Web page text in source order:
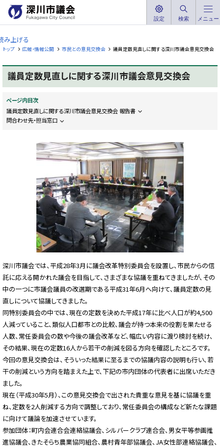
へ
メ
ニ
ュ
へ
深
川
市
議
会
u
a
g
a
w
設定 検索 メニュー
み上げる
トップ 広報・情報公開 市民との意見交換会 議員定数見直しに関する深川市議会意見交換会
議員定数見直しに関する深川市議会意見交換会
ページ内目次
議員定数見直しに関する深川市議会意見交換会 報告書
問合わせ先・担当窓口
深川市議会では、平成28年3月に議会改革特別委員会を設置し、市民からの信
託に応える開かれた議会を目指して、さまざまな協議を重ねてきましたが、その
中の一つに市議会議員の改選期である平成31年6月へ向けて、議員定数の見
直しについて協議してきました。
同特別委員会の中では、現在の定数を決めた平成17年に比べ人口が約4,500
人減っていること、類似人口都市との比較、議会が持つ本来の役割を果たせる
人数、常任委員会の数や今後の議会改革など、幅広い内容に渡り検討を続け、
その結果、現在の定数16人から若干の削減を図る方向を確認したところです。
今回の意見交換会は、そういった結果に至るまでの協議内容の説明も行い、若
干の削減という方向を踏まえた上で、下記の市内団体の代表者に出席いただき
ました。
現在（平成30年5月）、この意見交換会で出された貴重な意見を基に協議を重
ね、定数を2人削減する方向で調整しており、常任委員会の構成など新たな課題
に向けて議論を加速させています。
参加団体：町内会連合会連絡協議会、シルバークラブ連合会、男女平等参画推
進協議会、きたそらち農業協同組合、農村青年部協議会、JA女性部連絡協議会、